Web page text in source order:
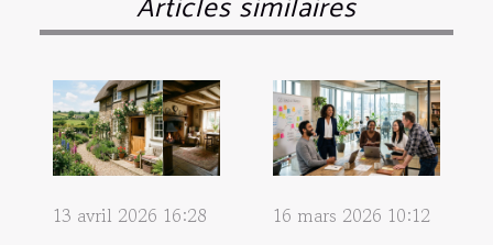
13 avril 2026 16:28
16 mars 2026 10:12